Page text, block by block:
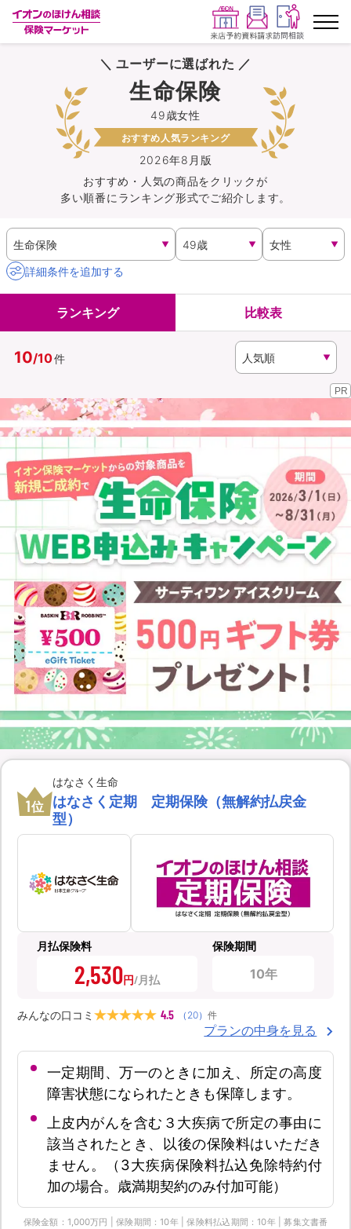
ランキングから探す
保険を比較する
保険会社から探す
イオンカード会員さま専用保険
キャンペーン一覧
イオングループ従業員さま向け
資料請求
（無料）
訪問相談
イオンカード会員さま専用保険
＼ ユーザーに選ばれた ／
2026年8月版
49歳女性
生命保険
おすすめ人気ランキング
おすすめ・人気の商品をクリックが
多い順番にランキング形式でご紹介します。
詳細条件を追加する
ランキング 比較表
10/10件
PR
1位
はなさく生命
はなさく定期 定期保険（無解約払戻金
型）
月払保険料
2,530円
保険期間
10年
みんなの口コミ 4.5 （ 20） 件
プランの中身を見る
一定期間、万一のときに加え、所定の高度
障害状態になられたときも保障します。
上皮内がんを含む３大疾病で所定の事由に
該当されたとき、以後の保険料はいただき
ません。（3大疾病保険料払込免除特約付
加の場合。歳満期契約のみ付加可能）
保険金額：1,000万円 | 保険期間：10年 | 保険料払込期間：10年 | 募集文書番